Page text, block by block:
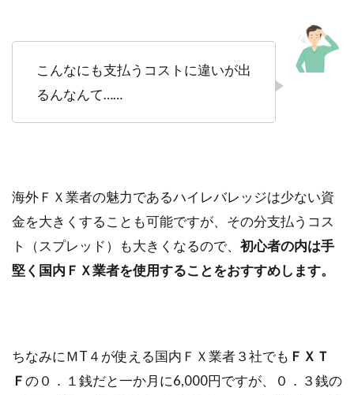
こんなにも支払うコストに違いが出
るんなんて……
海外ＦＸ業者の魅力であるハイレバレッジは少ない資
金を大きくすることも可能ですが、その分支払うコス
ト（スプレッド）も大きくなるので、 初心者の内は手
堅く国内ＦＸ業者を使用することをおすすめします。
ちなみにＭT４が使える国内ＦＸ業者３社でも ＦＸＴ
Ｆの０．１銭だと一か月に6,000円ですが、０．３銭の